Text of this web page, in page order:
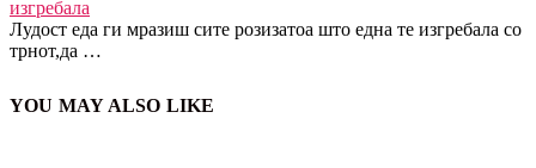
изгребала
Лудост еда ги мразиш сите розизатоа што една те изгребала со
трнот,да …
YOU MAY ALSO LIKE